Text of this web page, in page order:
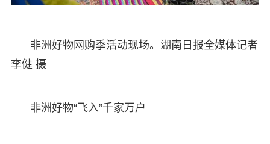
非洲好物网购季活动现场。湖南日报全媒体记者
李健 摄
非洲好物“飞入”千家万户